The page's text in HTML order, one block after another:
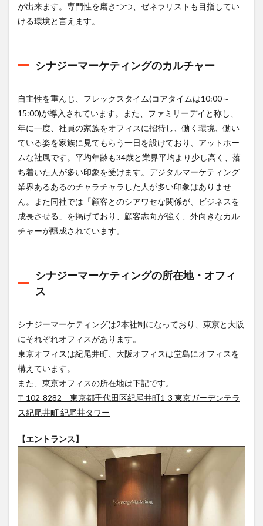
メ企
業】
め
が出来ます。専門性を磨きつつ、ゼネラリストも目指してい
ける環境と言えます。
シナジーマーケティングのカルチャー
自主性を重んじ、フレックスタイム(コアタイムは10:00～
15:00)が導入されています。また、ファミリーデイと称し、
年に一度、社員の家族をオフィスに招待し、働く環境、働い
ている姿を家族に見てもらう一日を設けており、アットホー
ムな社風です。平均年齢も34歳と業界平均より少し高く、落
ち着いた人が多い印象を受けます。デジタルマーケティング
業界あるあるのチャラチャラした人が多い印象はありませ
ん。また同社では「顧客とのシアワセな関係が、ビジネスを
成長させる」を掲げており、顧客志向が強く、外向きなカル
チャーが醸成されています。
シナジーマーケティングの所在地・オフィ
ス
シナジーマーケティングは2本社制になっており、東京と大阪
にそれぞれオフィスがあります。
東京オフィスは紀尾井町、大阪オフィスは堂島にオフィスを
構えています。
また、東京オフィスの所在地は下記です。
〒102-8282 東京都千代田区紀尾井町1-3 東京ガーデンテラ
ス紀尾井町 紀尾井タワー
【エントランス】